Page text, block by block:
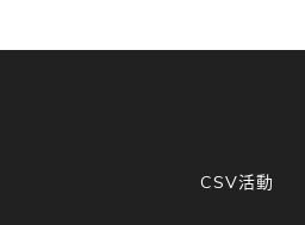
CSV活動